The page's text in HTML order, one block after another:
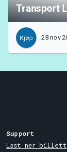
Transport
Kjøp 28 nov
Support
Last ner billett